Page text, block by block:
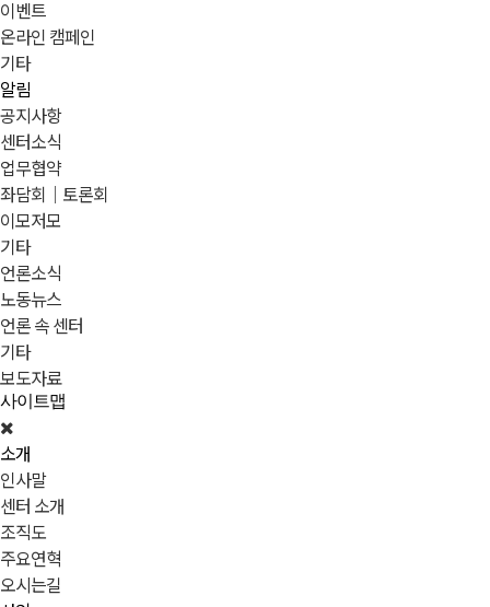
이벤트
온라인 캠페인
기타
알림
공지사항
센터소식
업무협약
좌담회｜토론회
이모저모
기타
언론소식
노동뉴스
언론 속 센터
기타
보도자료
사이트맵
소개
인사말
센터 소개
조직도
주요연혁
오시는길